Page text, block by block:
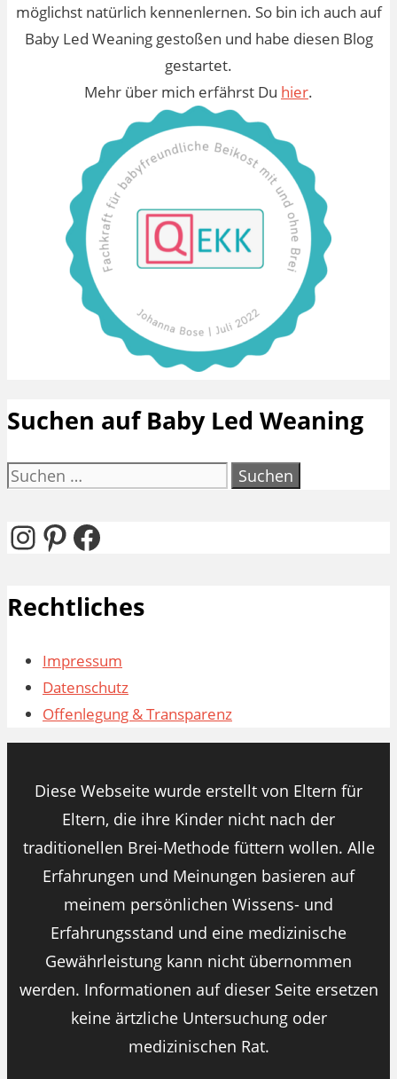
möglichst natürlich kennenlernen. So bin ich auch auf
Baby Led Weaning gestoßen und habe diesen Blog
gestartet.
Mehr über mich erfährst Du hier.
Suchen auf Baby Led Weaning
Suchen
Instagram
Pinterest
Facebook
Rechtliches
Impressum
Datenschutz
Offenlegung & Transparenz
Diese Webseite wurde erstellt von Eltern für
Eltern, die ihre Kinder nicht nach der
traditionellen Brei-Methode füttern wollen. Alle
Erfahrungen und Meinungen basieren auf
meinem persönlichen Wissens- und
Erfahrungsstand und eine medizinische
Gewährleistung kann nicht übernommen
werden. Informationen auf dieser Seite ersetzen
keine ärtzliche Untersuchung oder
medizinischen Rat.